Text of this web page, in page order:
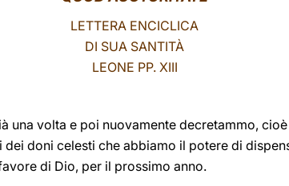
LETTERA ENCICLICA
DI SUA SANTITÀ
LEONE PP. XIII
una volta e poi nuovamente decretammo,
doni celesti che abbiamo il potere di
di Dio, per il prossimo anno.